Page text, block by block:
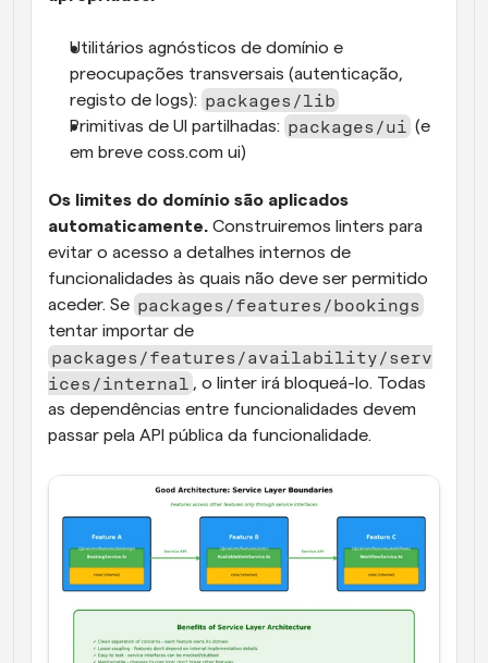
Utilitários agnósticos de domínio e
preocupações transversais (autenticação,
registo de logs): packages/lib
Primitivas de UI partilhadas: packages/ui (e
em breve coss.com ui)
Os limites do domínio são aplicados
automaticamente. Construiremos linters para
evitar o acesso a detalhes internos de
funcionalidades às quais não deve ser permitido
aceder. Se packages/features/bookings
packages/features/availability/serv
ices/internal , o linter irá bloqueá-lo. Todas
as dependências entre funcionalidades devem
passar pela API pública da funcionalidade.